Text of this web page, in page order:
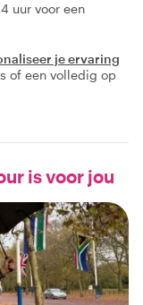
uur voor een
je ervaring
of een volledig op
is voor jou